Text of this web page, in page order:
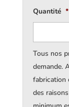
Quantité *
Tous nos
demande.
fabrication
des